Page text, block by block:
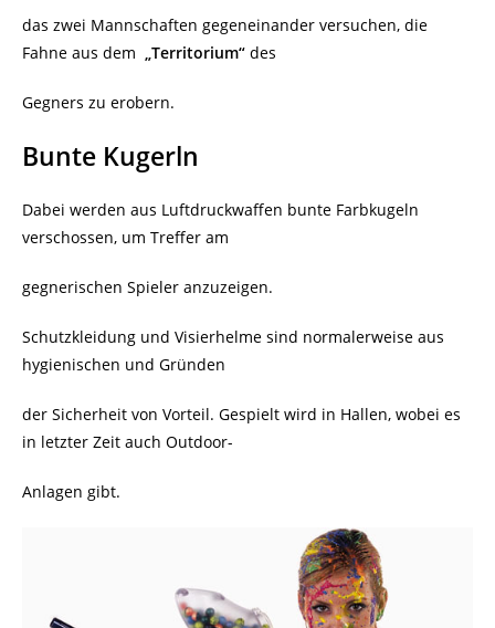
das zwei Mannschaften gegeneinander versuchen, die
Fahne aus dem „Territorium“ des
Gegners zu erobern.
Bunte Kugerln
Dabei werden aus Luftdruckwaffen bunte Farbkugeln
verschossen, um Treffer am
gegnerischen Spieler anzuzeigen.
Schutzkleidung und Visierhelme sind normalerweise aus
hygienischen und Gründen
der Sicherheit von Vorteil. Gespielt wird in Hallen, wobei es
in letzter Zeit auch Outdoor-
Anlagen gibt.